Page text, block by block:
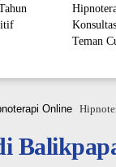
Teman
Online